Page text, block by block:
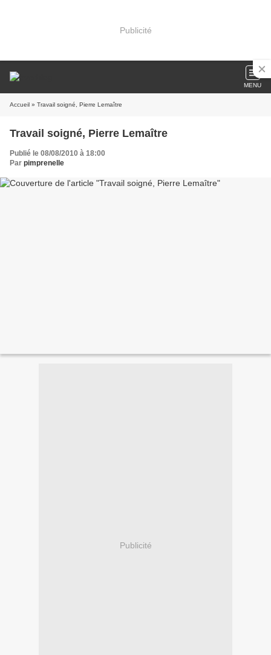
Publicité
MENU
Accueil » Travail soigné, Pierre Lemaître
Travail soigné, Pierre Lemaître
Publié le 08/08/2010 à 18:00
Par pimprenelle
Publicité